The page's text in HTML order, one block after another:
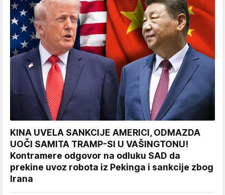
KINA UVELA SANKCIJE AMERICI, ODMAZDA
UOČI SAMITA TRAMP-SI U VAŠINGTONU!
Kontramere odgovor na odluku SAD da
prekine uvoz robota iz Pekinga i sankcije zbog
Irana